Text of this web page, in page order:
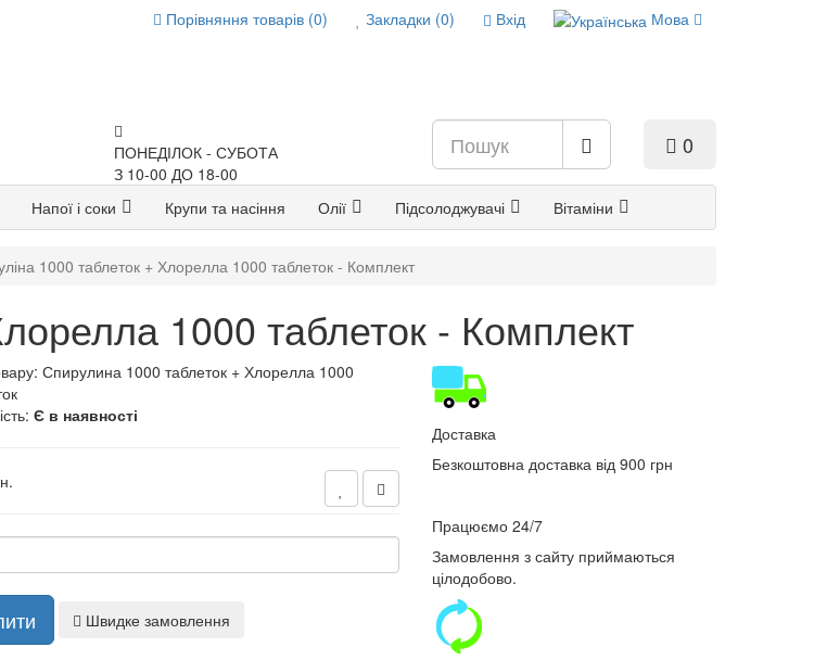
Мова
Вхід
Закладки (0)
Порівняння товарів (0)
ПОНЕДІЛОК - СУБОТА
З 10-00 ДО 18-00
0
Напої і соки Крупи та насіння Олії Підсолоджувачі Вітаміни
1000 таблеток + Хлорелла 1000 таблеток - Комплект
1000 таблеток - Комплект
Спирулина 1000 таблеток + Хлорелла 1000
Є в наявності
Швидке замовлення
Доставка
Безкоштовна доставка від 900 грн
Працюємо 24/7
Замовлення з сайту приймаються
цілодобово.